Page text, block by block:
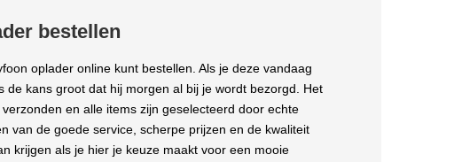
bestellen
oplader online kunt bestellen. Als je deze vandaag
de kans groot dat hij morgen al bij je wordt bezorgd. Het
en alle items zijn geselecteerd door echte
van de goede service, scherpe prijzen en de kwaliteit
krijgen als je hier je keuze maakt voor een mooie